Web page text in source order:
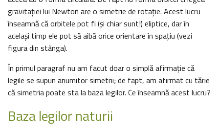
gravitaţiei lui Newton are o simetrie de rotaţie. Acest lucru
înseamnă că orbitele pot fi (şi chiar sunt!) eliptice, dar în
acelaşi timp ele pot să aibă orice orientare în spaţiu (vezi
figura din stânga).
În primul paragraf nu am facut doar o simplă afirmaţie că
legile se supun anumitor simetrii; de fapt, am afirmat cu tărie
că simetria poate sta la baza legilor. Ce înseamnă acest lucru?
Baza legilor naturii